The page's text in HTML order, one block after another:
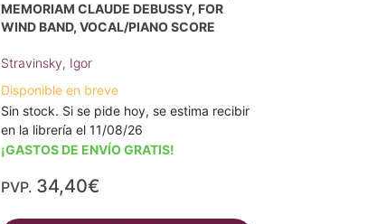
MEMORIAM CLAUDE DEBUSSY, FOR
WIND BAND, VOCAL/PIANO SCORE
Stravinsky, Igor
Disponible en breve
Sin stock. Si se pide hoy, se estima recibir
en la librería el 11/08/26
¡GASTOS DE ENVÍO GRATIS!
PVP. 34,40€